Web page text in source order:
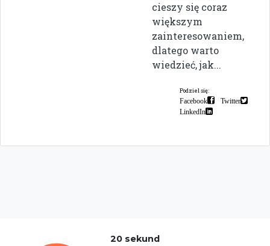
cieszy się coraz
większym
zainteresowaniem,
dlatego warto
wiedzieć, jak...
Podziel się:
Facebook
Twitter
LinkedIn
20 sekund